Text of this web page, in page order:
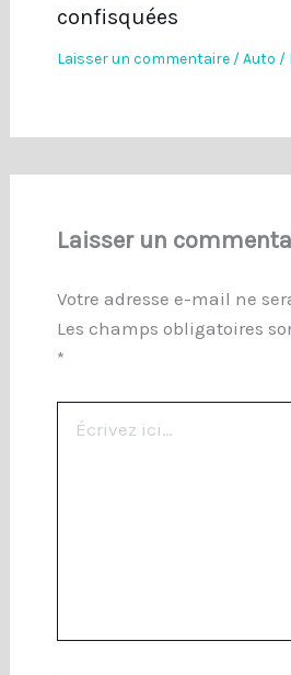
confisquées
Laisser un commentaire /Auto /
Laisser un
Votre adresse e-mail ne
Les champs obligatoires
*
ici…